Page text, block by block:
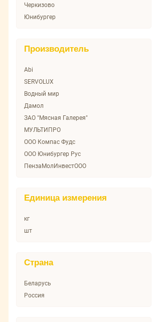
Черкизово
Юнибургер
Производитель
Abi
SERVOLUX
Водный мир
Дамол
ЗАО "Мясная Галерея"
МУЛЬТИПРО
ООО Компас Фудс
ООО Юнибургер Рус
ПензаМолИнвестООО
Единица измерения
кг
шт
Страна
Беларусь
Россия